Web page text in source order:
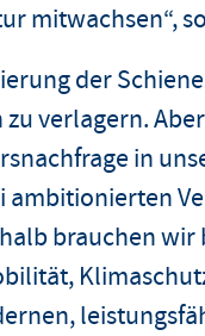
mitwachsen“,
der
verlagern.
in
ambitionierten
brauchen wir